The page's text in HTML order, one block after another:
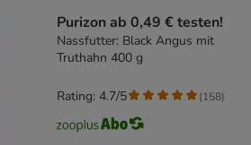
Purizon ab 0,49 € testen!
Nassfutter: Black Angus mit
Truthahn 400 g
Rating: 4.7/5 (158)